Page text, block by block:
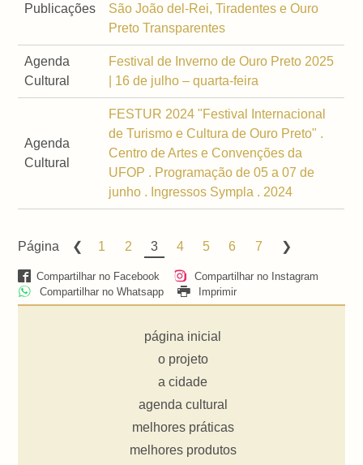
Publicações
São João del-Rei, Tiradentes e Ouro
Preto Transparentes
Agenda
Cultural
Festival de Inverno de Ouro Preto 2025
| 16 de julho – quarta-feira
Agenda
Cultural
FESTUR 2024 "Festival Internacional
de Turismo e Cultura de Ouro Preto" .
Centro de Artes e Convenções da
UFOP . Programação de 05 a 07 de
junho . Ingressos Sympla . 2024
Página 1 2 3 4 5 6 7
Compartilhar no Facebook
Compartilhar no Instagram
Compartilhar no Whatsapp
Imprimir
página inicial
o projeto
a cidade
agenda cultural
melhores práticas
melhores produtos